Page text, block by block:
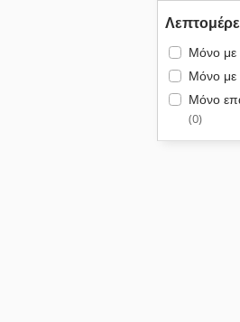
Μόνο με
Μόνο με
Μόνο
(0)